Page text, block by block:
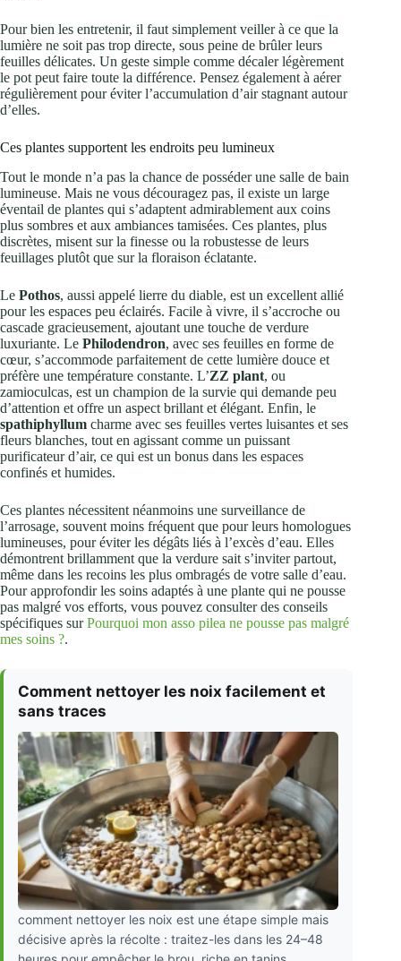
Pour bien les entretenir, il faut simplement veiller à ce que la
lumière ne soit pas trop directe, sous peine de brûler leurs
feuilles délicates. Un geste simple comme décaler légèrement
le pot peut faire toute la différence. Pensez également à aérer
régulièrement pour éviter l’accumulation d’air stagnant autour
d’elles.
Ces plantes supportent les endroits peu lumineux
Tout le monde n’a pas la chance de posséder une salle de bain
lumineuse. Mais ne vous découragez pas, il existe un large
éventail de plantes qui s’adaptent admirablement aux coins
plus sombres et aux ambiances tamisées. Ces plantes, plus
discrètes, misent sur la finesse ou la robustesse de leurs
feuillages plutôt que sur la floraison éclatante.
Le Pothos, aussi appelé lierre du diable, est un excellent allié
pour les espaces peu éclairés. Facile à vivre, il s’accroche ou
cascade gracieusement, ajoutant une touche de verdure
luxuriante. Le Philodendron, avec ses feuilles en forme de
cœur, s’accommode parfaitement de cette lumière douce et
préfère une température constante. L’ZZ plant, ou
zamioculcas, est un champion de la survie qui demande peu
d’attention et offre un aspect brillant et élégant. Enfin, le
spathiphyllum charme avec ses feuilles vertes luisantes et ses
fleurs blanches, tout en agissant comme un puissant
purificateur d’air, ce qui est un bonus dans les espaces
confinés et humides.
Ces plantes nécessitent néanmoins une surveillance de
l’arrosage, souvent moins fréquent que pour leurs homologues
lumineuses, pour éviter les dégâts liés à l’excès d’eau. Elles
démontrent brillamment que la verdure sait s’inviter partout,
même dans les recoins les plus ombragés de votre salle d’eau.
Pour approfondir les soins adaptés à une plante qui ne pousse
pas malgré vos efforts, vous pouvez consulter des conseils
spécifiques surPourquoi mon asso pilea ne pousse pas malgré
mes soins ?.
Comment nettoyer les noix facilement et
sans traces
comment nettoyer les noix est une étape simple mais
décisive après la récolte : traitez-les dans les 24–48